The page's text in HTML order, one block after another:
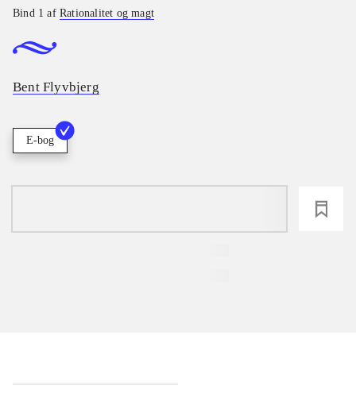
Bind 1 afRationalitet og magt
Bent Flyvbjerg
E-bog